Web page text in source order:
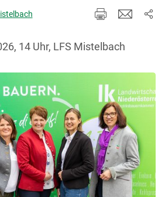
14 Uhr, LFS Mistelbach